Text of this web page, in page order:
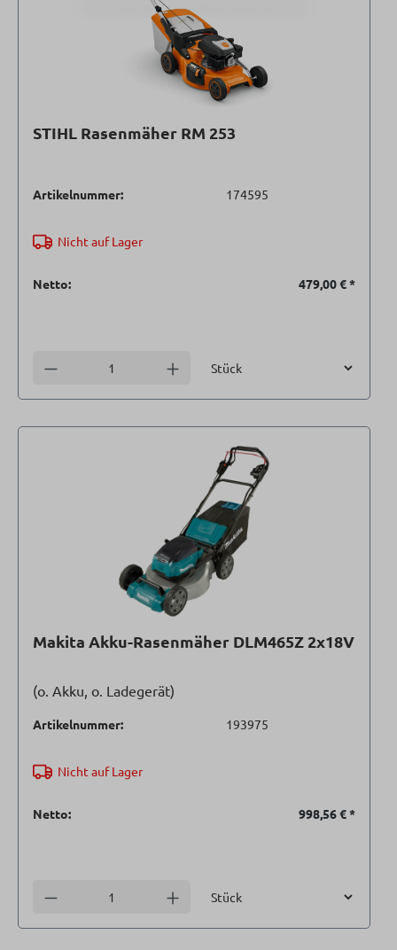
STIHL Rasenmäher RM 253
Artikelnummer: 174595
Nicht auf Lager
Netto: 479,00 €*
Anzahl verringern Anzahl erhöhen
Makita Akku-Rasenmäher DLM465Z 2x18V
(o. Akku, o. Ladegerät)
Artikelnummer: 193975
Nicht auf Lager
Netto: 998,56 €*
Anzahl verringern Anzahl erhöhen